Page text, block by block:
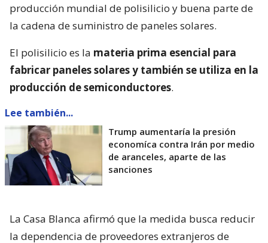
producción mundial de polisilicio y buena parte de
la cadena de suministro de paneles solares.
El polisilicio es la materia prima esencial para
fabricar paneles solares y también se utiliza en la
producción de semiconductores.
Lee también...
Trump aumentaría la presión
economíca contra Irán por medio
de aranceles, aparte de las
sanciones
La Casa Blanca afirmó que la medida busca reducir
la dependencia de proveedores extranjeros de